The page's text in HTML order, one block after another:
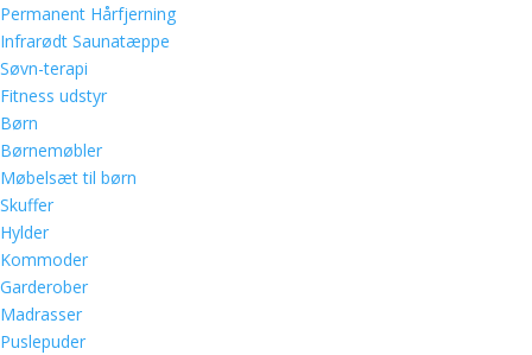
Permanent Hårfjerning
Infrarødt Saunatæppe
Søvn-terapi
Fitness udstyr
Børn
Børnemøbler
Møbelsæt til børn
Skuffer
Hylder
Kommoder
Garderober
Madrasser
Puslepuder